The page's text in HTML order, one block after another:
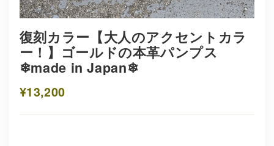
復刻カラー【大人のアクセントカラ
ー！】ゴールドの本革パンプス
❄︎made in Japan❄︎
¥13,200